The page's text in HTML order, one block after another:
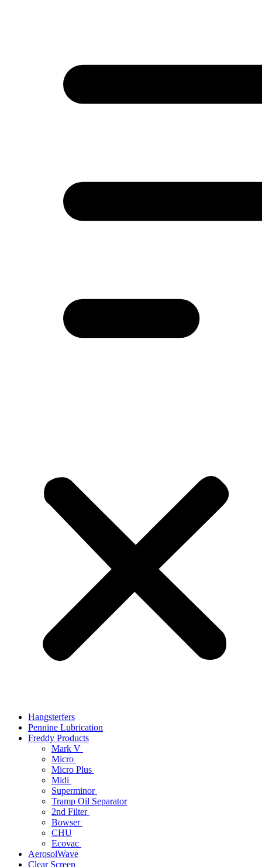
Hangsterfers
Pennine Lubrication
Freddy Products
Mark V
Micro
Micro Plus
Midi
Superminor
Tramp Oil Separator
2nd Filter
Bowser
CHU
Ecovac
AerosolWave
Clear Screen